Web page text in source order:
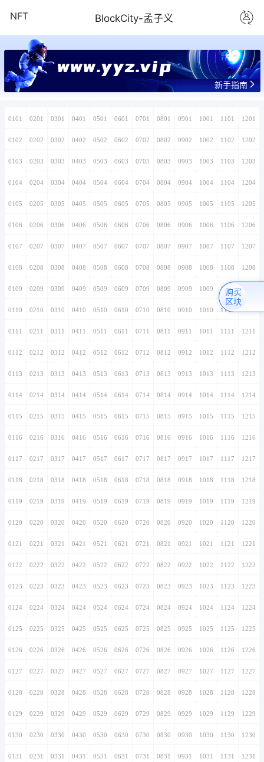
NFT BlockCity-孟子义
www.yyz.vip
新手指南
0101 0201 0301 0401 0501 0601 0701 0801 0901 1001 1101 1201
0102 0202 0302 0402 0502 0602 0702 0802 0902 1002 1102 1202
0103 0203 0303 0403 0503 0603 0703 0803 0903 1003 1103 1203
0104 0204 0304 0404 0504 0604 0704 0804 0904 1004 1104 1204
0105 0205 0305 0405 0505 0605 0705 0805 0905 1005 1105 1205
0106 0206 0306 0406 0506 0606 0706 0806 0906 1006 1106 1206
0107 0207 0307 0407 0507 0607 0707 0807 0907 1007 1107 1207
0108 0208 0308 0408 0508 0608 0708 0808 0908 1008 1108 1208
0109 0209 0309 0409 0509 0609 0709 0809 0909 1009 1109
0110 0210 0310 0410 0510 0610 0710 0810 0910 1010 1110
0111 0211 0311 0411 0511 0611 0711 0811 0911 1011 1111 1211
0112 0212 0312 0412 0512 0612 0712 0812 0912 1012 1112 1212
0113 0213 0313 0413 0513 0613 0713 0813 0913 1013 1113 1213
0114 0214 0314 0414 0514 0614 0714 0814 0914 1014 1114 1214
0115 0215 0315 0415 0515 0615 0715 0815 0915 1015 1115 1215
0116 0216 0316 0416 0516 0616 0716 0816 0916 1016 1116 1216
0117 0217 0317 0417 0517 0617 0717 0817 0917 1017 1117 1217
0118 0218 0318 0418 0518 0618 0718 0818 0918 1018 1118 1218
0119 0219 0319 0419 0519 0619 0719 0819 0919 1019 1119 1219
0120 0220 0320 0420 0520 0620 0720 0820 0920 1020 1120 1220
0121 0221 0321 0421 0521 0621 0721 0821 0921 1021 1121 1221
0122 0222 0322 0422 0522 0622 0722 0822 0922 1022 1122 1222
0123 0223 0323 0423 0523 0623 0723 0823 0923 1023 1123 1223
0124 0224 0324 0424 0524 0624 0724 0824 0924 1024 1124 1224
0125 0225 0325 0425 0525 0625 0725 0825 0925 1025 1125 1225
0126 0226 0326 0426 0526 0626 0726 0826 0926 1026 1126 1226
0127 0227 0327 0427 0527 0627 0727 0827 0927 1027 1127 1227
0128 0228 0328 0428 0528 0628 0728 0828 0928 1028 1128 1228
0129 0229 0329 0429 0529 0629 0729 0829 0929 1029 1129 1229
0130 0230 0330 0430 0530 0630 0730 0830 0930 1030 1130 1230
0131 0231 0331 0431 0531 0631 0731 0831 0931 1031 1131 1231
购买
区块